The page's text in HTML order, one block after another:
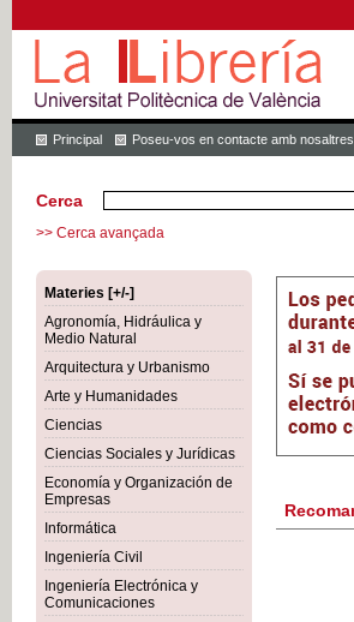
Principal Poseu-vos en contacte amb nosaltres
Cerca
>> Cerca avançada
Materies [+/-]
Agronomía, Hidráulica y
Medio Natural
Arquitectura y Urbanismo
Arte y Humanidades
Ciencias
Ciencias Sociales y Jurídicas
Economía y Organización de
Empresas
Informática
Ingeniería Civil
Ingeniería Electrónica y
Comunicaciones